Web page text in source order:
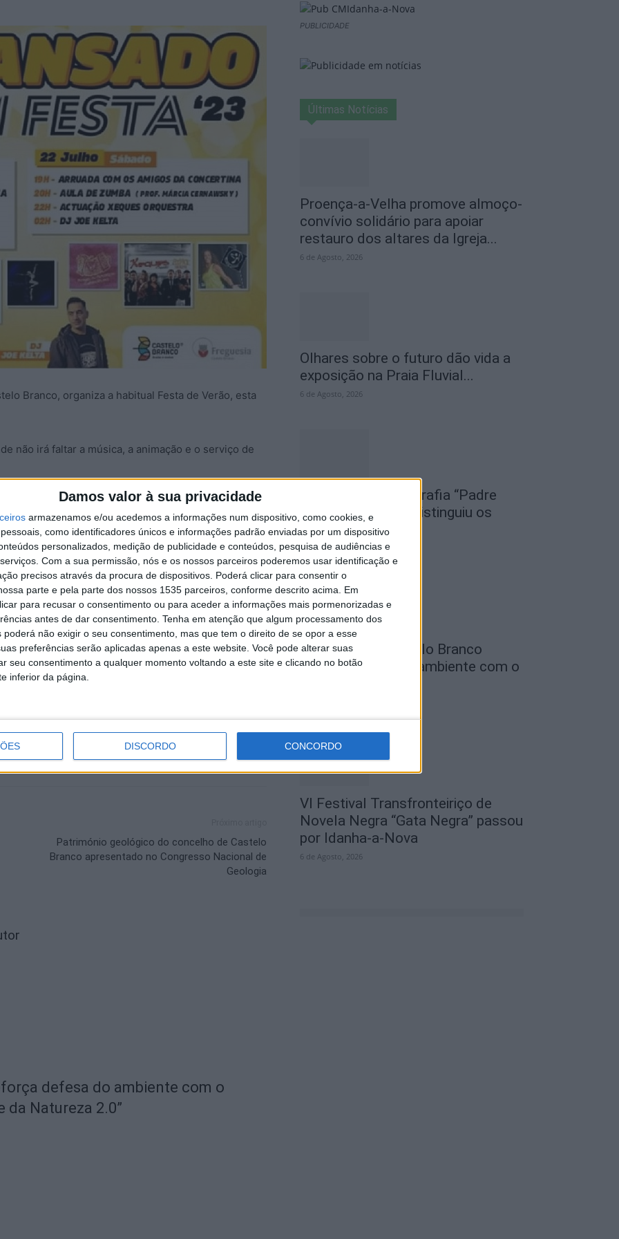
Damos valor à sua privacidade
armazenamos e/ou acedemos a informações num dispositivo, como cookies, e
como identificadores únicos e informações padrão enviadas por um dispositivo
personalizados, medição de publicidade e conteúdos, pesquisa de audiências e
Com a sua permissão, nós e os nossos parceiros poderemos usar identificação e
precisos através da procura de dispositivos. Poderá clicar para consentir o
parte e pela parte dos nossos 1535 parceiros, conforme descrito acima. Em
para recusar o consentimento ou para aceder a informações mais pormenorizadas e
antes de dar consentimento. Tenha em atenção que algum processamento dos
poderá não exigir o seu consentimento, mas que tem o direito de se opor a esse
preferências serão aplicadas apenas a este website. Você pode alterar suas
seu consentimento a qualquer momento voltando a este site e clicando no botão
inferior da página.
DISCORDO CONCORDO
Branco, organiza a habitual Festa de Verão, esta
não irá faltar a música, a animação e o serviço de
pelo bairro com Os Chibatas e uma hora depois há
Às 22h terá início o espetáculo dos Replay – Duo
ao palco pelas 23h. A noite termina ao som do
desta vez com Os Amigos da Concertina e
Márcia Cernawsky. Os Xeques Orquestra
Kelta encerra a noite, a partir das 2h.
Património geológico do concelho de Castelo
Branco apresentado no Congresso Nacional de
Geologia
defesa do ambiente com o
da Natureza 2.0”
PUBLICIDADE
Últimas Notícias
Proença-a-Velha promove almoço-
convívio solidário para apoiar
restauro dos altares da Igreja...
6 de Agosto, 2026
Olhares sobre o futuro dão vida a
exposição na Praia Fluvial...
6 de Agosto, 2026
Concurso de Fotografia “Padre
João Maia 2026” distinguiu os
melhores olhares...
6 de Agosto, 2026
Município de Castelo Branco
reforça defesa do ambiente com o
VI Festival Transfronteiriço de
Novela Negra “Gata Negra” passou
por Idanha-a-Nova
6 de Agosto, 2026